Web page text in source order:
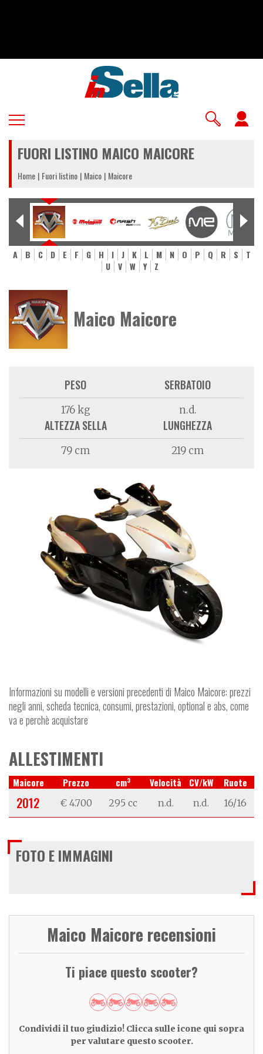
FUORI LISTINO MAICO MAICORE
Home Fuori listino Maico Maicore
A B C D E F G H I J K L M N O P Q R S
T
U
V W Y Z
Maico Maicore
PESO
176 kg
SERBATOIO
n.d.
ALTEZZA SELLA
79 cm
LUNGHEZZA
219 cm
Informazioni su modelli e versioni precedenti di Maico Maicore: prezzi
negli anni, scheda tecnica, consumi, prestazioni, optional e abs, come
va e perchè acquistare
ALLESTIMENTI
Maicore Prezzo cm3 Velocità CV/kW Ruote
2012 € 4.700 295 cc n.d. n.d. 16/16
FOTO E IMMAGINI
Maico Maicore recensioni
Ti piace questo scooter?
Condividi il tuo giudizio! Clicca sulle icone qui sopra
per valutare questo scooter.